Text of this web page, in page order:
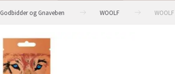
Godbidder og Gnaveben WOOLF